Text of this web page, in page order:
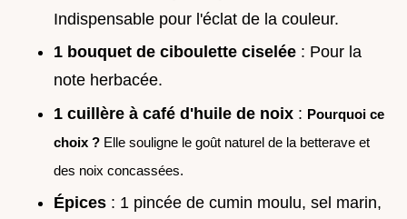
Indispensable pour l'éclat de la couleur.
1 bouquet de ciboulette ciselée : Pour la
note herbacée.
1 cuillère à café d'huile de noix : Pourquoi ce
choix ? Elle souligne le goût naturel de la betterave et
des noix concassées.
Épices : 1 pincée de cumin moulu, sel marin,